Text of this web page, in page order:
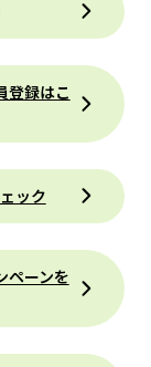
録はこ
ック
ペーンを